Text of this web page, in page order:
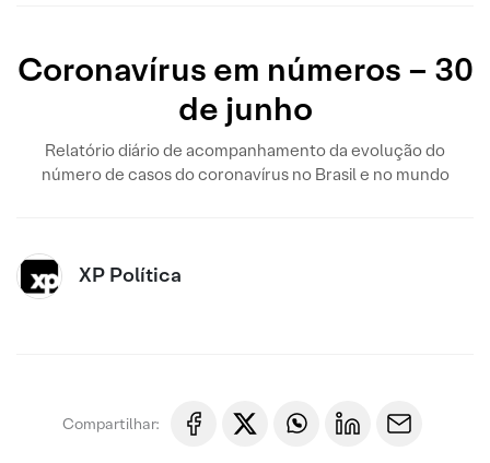
Coronavírus em números – 30
de junho
Relatório diário de acompanhamento da evolução do
número de casos do coronavírus no Brasil e no mundo
XP Política
Compartilhar: